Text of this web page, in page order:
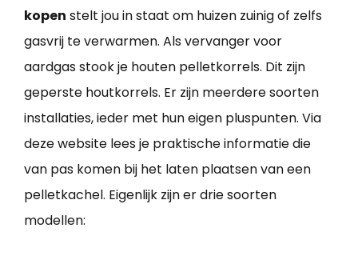
kopen stelt jou in staat om huizen zuinig of zelfs
gasvrij te verwarmen. Als vervanger voor
aardgas stook je houten pelletkorrels. Dit zijn
geperste houtkorrels. Er zijn meerdere soorten
installaties, ieder met hun eigen pluspunten. Via
deze website lees je praktische informatie die
van pas komen bij het laten plaatsen van een
pelletkachel. Eigenlijk zijn er drie soorten
modellen: